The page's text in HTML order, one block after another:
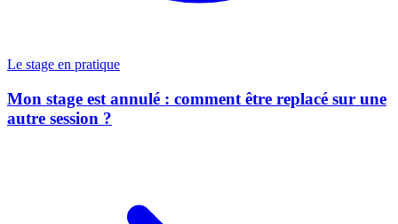
Le stage en pratique
Mon stage est annulé : comment être replacé sur une
autre session ?